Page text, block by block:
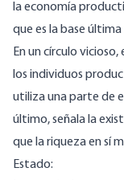
la economía
que es la base
En un círculo
los individuos
utiliza una parte de
último, señala la
que la riqueza en sí
Estado: